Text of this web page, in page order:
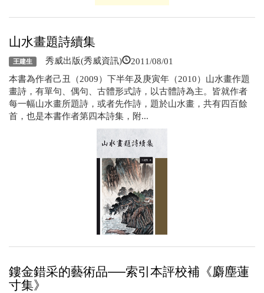
山水畫題詩續集
王建生 秀威出版(秀威資訊) 2011/08/01
本書為作者己丑（2009）下半年及庚寅年（2010）山水畫作題
畫詩，有單句、偶句、古體形式詩，以古體詩為主。皆就作者
每一幅山水畫所題詩，或者先作詩，題於山水畫，共有四百餘
首，也是本書作者第四本詩集，附...
鏤金錯采的藝術品──索引本評校補《麝塵蓮
寸集》